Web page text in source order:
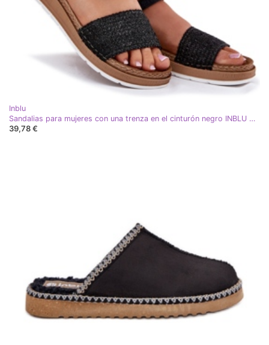
Inblu
Sandalias para mujeres con una trenza en el cinturón negro INBLU GS000050
39,78 €